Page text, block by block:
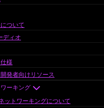
ついて
ディオ
様
発者向けリソース
ーキング
ットワーキングについて